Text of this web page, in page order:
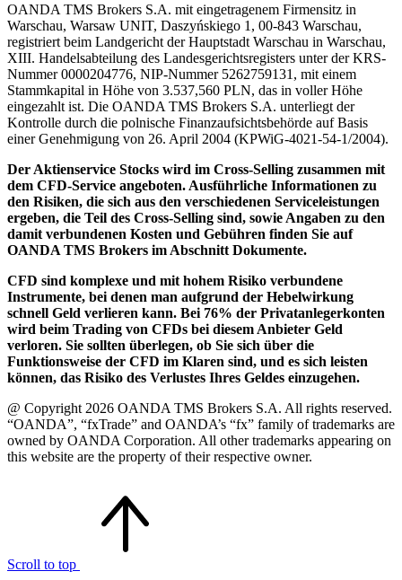
OANDA TMS Brokers S.A. mit eingetragenem Firmensitz in
Warschau, Warsaw UNIT, Daszyńskiego 1, 00-843 Warschau,
registriert beim Landgericht der Hauptstadt Warschau in Warschau,
XIII. Handelsabteilung des Landesgerichtsregisters unter der KRS-
Nummer 0000204776, NIP-Nummer 5262759131, mit einem
Stammkapital in Höhe von 3.537,560 PLN, das in voller Höhe
eingezahlt ist. Die OANDA TMS Brokers S.A. unterliegt der
Kontrolle durch die polnische Finanzaufsichtsbehörde auf Basis
einer Genehmigung von 26. April 2004 (KPWiG-4021-54-1/2004).
Der Aktienservice Stocks wird im Cross-Selling zusammen mit
dem CFD-Service angeboten. Ausführliche Informationen zu
den Risiken, die sich aus den verschiedenen Serviceleistungen
ergeben, die Teil des Cross-Selling sind, sowie Angaben zu den
damit verbundenen Kosten und Gebühren finden Sie auf
OANDA TMS Brokers im Abschnitt Dokumente.
CFD sind komplexe und mit hohem Risiko verbundene
Instrumente, bei denen man aufgrund der Hebelwirkung
schnell Geld verlieren kann. Bei 76% der Privatanlegerkonten
wird beim Trading von CFDs bei diesem Anbieter Geld
verloren. Sie sollten überlegen, ob Sie sich über die
Funktionsweise der CFD im Klaren sind, und es sich leisten
können, das Risiko des Verlustes Ihres Geldes einzugehen.
@ Copyright 2026 OANDA TMS Brokers S.A. All rights reserved.
“OANDA”, “fxTrade” and OANDA’s “fx” family of trademarks are
owned by OANDA Corporation. All other trademarks appearing on
this website are the property of their respective owner.
Scroll to top